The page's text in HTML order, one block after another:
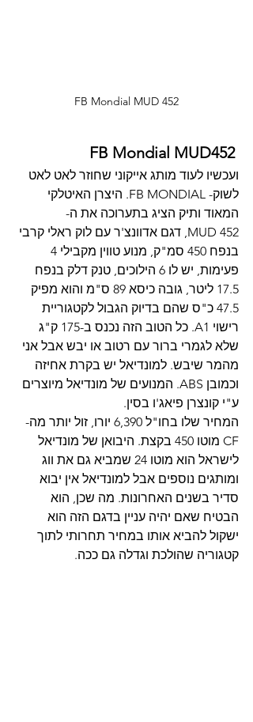
FB Mondial MUD 452
FB Mondial MUD452
ועכשיו לעוד מותג אייקוני שחוזר לאט לאט
לשוק- FB MONDIAL. היצרן האיטלקי
המאוד ותיק הציג בתערוכה את ה-
MUD 452, דגם אדוונצ'ר עם לוק ראלי קרבי
פעימות, יש לו 6 הילוכים, טנק דלק בנפח
17.5 ליטר, גובה כיסא 89 ס"מ והוא מפיק
47.5 כ"ס שהם בדיוק הגבול לקטגוריית
רישוי A1. כל הטוב הזה נכנס ב-175 ק"ג
שלא לגמרי ברור עם רטוב או יבש אבל אני
מהמר שיבש. למונדיאל יש בקרת אחיזה
וכמובן ABS. המנועים של מונדיאל מיוצרים
ע"י קונצרן פיאג'ו בסין.
המחיר שלו בחו"ל 6,390 יורו, זול יותר מה-
CF מוטו 450 בקצת. היבואן של מונדיאל
לישראל הוא מוטו 24 שמביא גם את ווג
ומותגים נוספים אבל למונדיאל אין יבוא
סדיר בשנים האחרונות. מה שכן, הוא
הבטיח שאם יהיה עניין בדגם הזה הוא
ישקול להביא אותו במחיר תחרותי לתוך
קטגוריה שהולכת וגדלה גם ככה.